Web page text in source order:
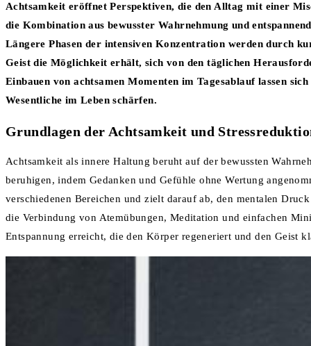
Achtsamkeit eröffnet Perspektiven, die den Alltag mit einer
die Kombination aus bewusster Wahrnehmung und
Längere Phasen der intensiven Konzentration werden durch
Geist die Möglichkeit erhält, sich von den täglichen
Einbauen von achtsamen Momenten im Tagesablauf lassen
Wesentliche im Leben schärfen.
Grundlagen der Achtsamkeit und
Achtsamkeit als innere Haltung beruht auf der bewussten
beruhigen, indem Gedanken und Gefühle ohne Wertung
verschiedenen Bereichen und zielt darauf ab, den mentalen
die Verbindung von Atemübungen, Meditation und einfachen
Entspannung erreicht, die den Körper regeneriert und den Geist